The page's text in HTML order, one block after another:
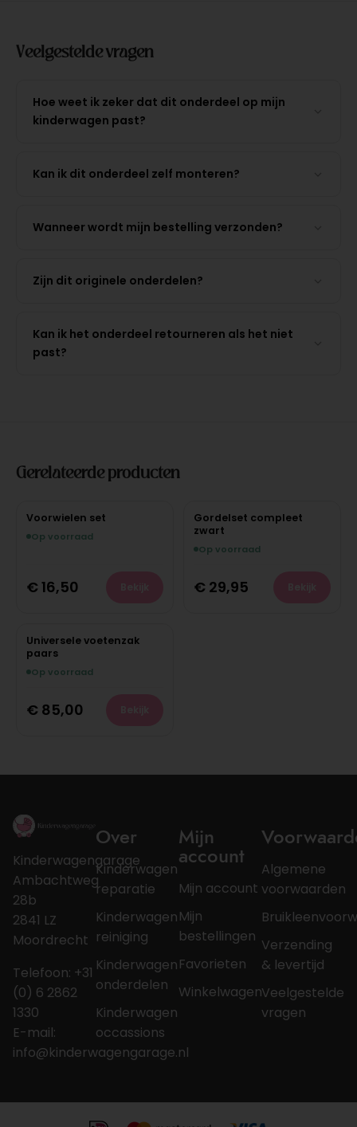
Veelgestelde vragen
Hoe weet ik zeker dat dit onderdeel op mijn
kinderwagen past?
Kan ik dit onderdeel zelf monteren?
Wanneer wordt mijn bestelling verzonden?
Zijn dit originele onderdelen?
Kan ik het onderdeel retourneren als het niet
past?
Gerelateerde producten
Voorwielen set
Op voorraad
€ 16,50
Gordelset compleet
zwart
Op voorraad
€ 29,95
Universele voetenzak
paars
Op voorraad
€ 85,00
Kinderwagengarage
Ambachtweg
28b
2841 LZ
Moordrecht
Telefoon: +31
(0) 6 2862
1330
E-mail:
info@kinderwagengarage.nl
Over
Kinderwagen
reparatie
Kinderwagen
reiniging
Kinderwagen
onderdelen
Kinderwagen
occassions
Mijn
account
Mijn account
Mijn
bestellingen
Favorieten
Winkelwagen
Algemene
voorwaarden
Verzending
& levertijd
Veelgestelde
vragen